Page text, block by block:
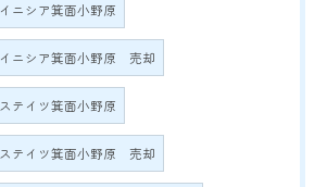
イニシア箕面小野原
イニシア箕面小野原 売却
ステイツ箕面小野原
ステイツ箕面小野原 売却